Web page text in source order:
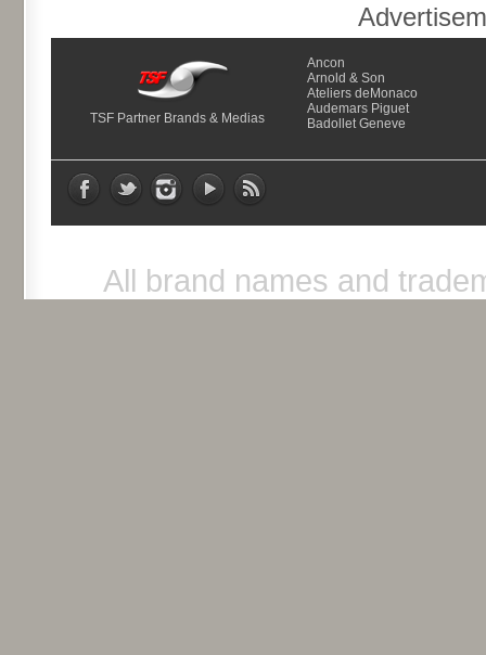
TSF Partner Brands & Medias
Ancon
Arnold & Son
Ateliers deMonaco
Audemars Piguet
Badollet Geneve
All brand names and